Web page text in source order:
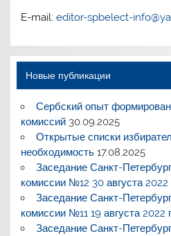
E-mail:editor-spbelect-
Новые публикации
Сербский опыт
комиссий 30.09.2025
Открытые списки
необходимость 17.08.2025
Заседание Санкт-
комиссии №12 30 августа 2022
Заседание Санкт-
комиссии №11 19 августа 2022
Заседание Санкт-